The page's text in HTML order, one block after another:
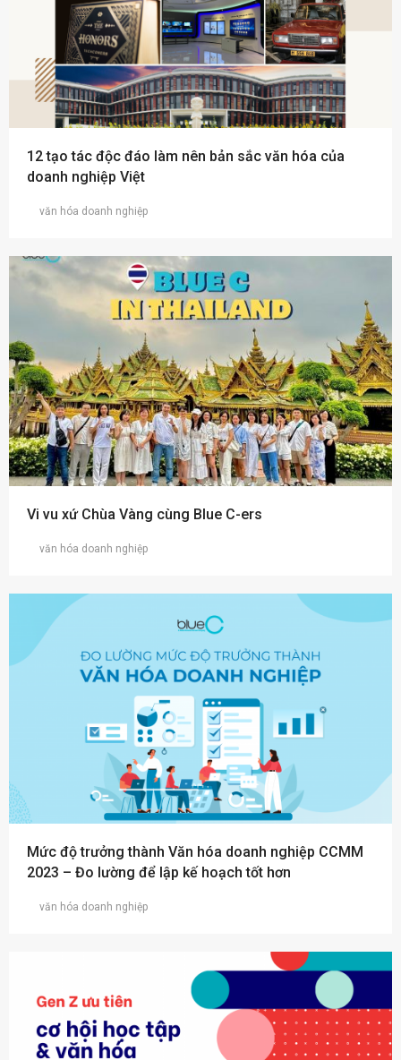
12 tạo tác độc đáo làm nên bản sắc văn hóa của
doanh nghiệp Việt
văn hóa doanh nghiệp
Vi vu xứ Chùa Vàng cùng Blue C-ers
văn hóa doanh nghiệp
Mức độ trưởng thành Văn hóa doanh nghiệp CCMM
2023 – Đo lường để lập kế hoạch tốt hơn
văn hóa doanh nghiệp